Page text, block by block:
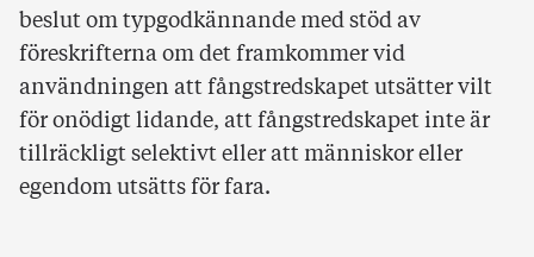
beslut om typgodkännande med stöd av
föreskrifterna om det framkommer vid
användningen att fångstredskapet utsätter vilt
för onödigt lidande, att fångstredskapet inte är
tillräckligt selektivt eller att människor eller
egendom utsätts för fara.